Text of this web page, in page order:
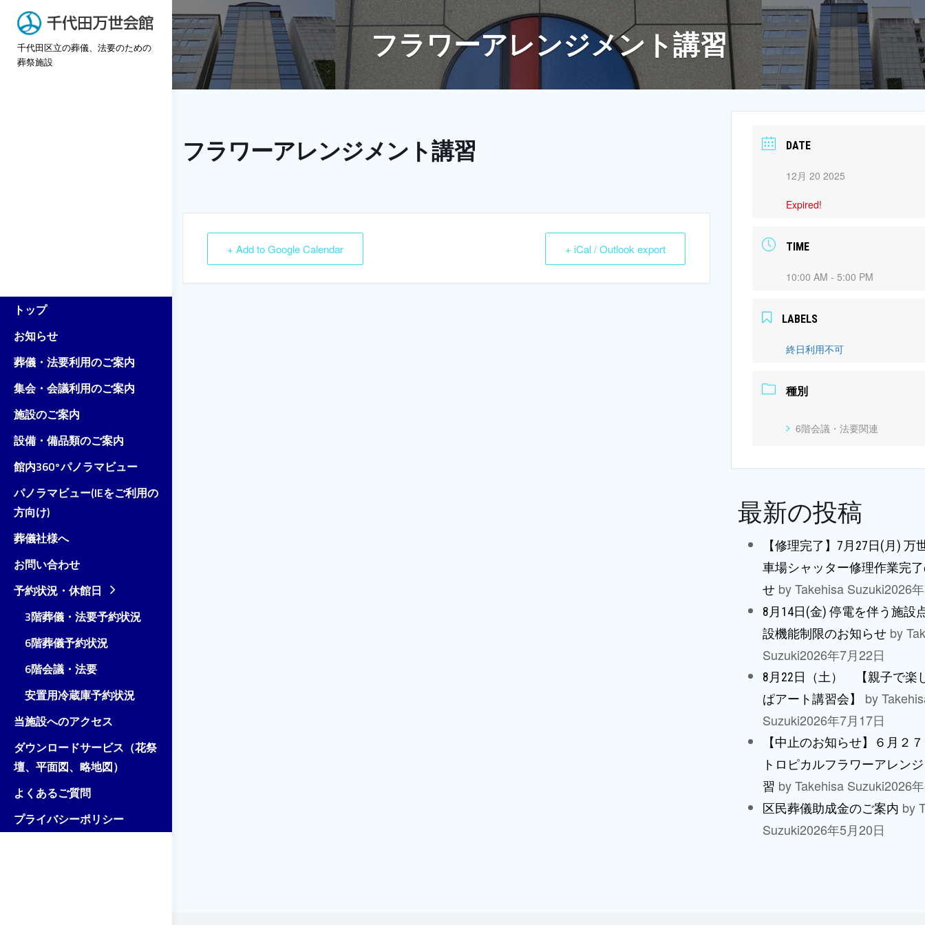
Skip
content
千代田区立の葬儀、法要のための
葬祭施設
トップ
お知らせ
葬儀・法要利用のご案内
集会・会議利用のご案内
施設のご案内
設備・備品類のご案内
館内360°パノラマビュー
パノラマビュー(IEをご利用の
方向け)
葬儀社様へ
お問い合わせ
予約状況・休館日
3階葬儀・法要予約状況
6階葬儀予約状況
6階会議・法要
安置用冷蔵庫予約状況
当施設へのアクセス
ダウンロードサービス（花祭
壇、平面図、略地図）
よくあるご質問
プライバシーポリシー
フラワーアレンジメント講習
フラワーアレンジメント講習
+ Add to Google Calendar + iCal / Outlook export
DATE
12月 20 2025
Expired!
TIME
10:00 AM - 5:00 PM
LABELS
終日利用不可
種別
6階会議・法要関連
最新の投稿
【修理完了】7月27日(月) 万
車場シャッター修理作業完
せ by Takehisa Suzuki2026
8月14日(金) 停電を伴う施設
設機能制限のお知らせ by
Suzuki2026年7月22日
8月22日（土） 【親子で楽
ぱアート講習会】
by
Suzuki2026年7月17日
【中止のお知らせ】６月２
トロピカルフラワーアレン
習 by Takehisa Suzuki2026
区民葬儀助成金のご案内 by
Suzuki2026年5月20日